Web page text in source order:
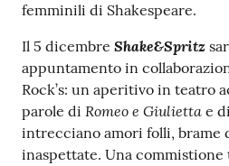
femminili di Shakespeare.
Il 5 dicembre Shake&Spritz
appuntamento in
Rock’s: un aperitivo in teatro
parole di Romeo e Giulietta e di
intrecciano amori folli, brame
inaspettate. Una